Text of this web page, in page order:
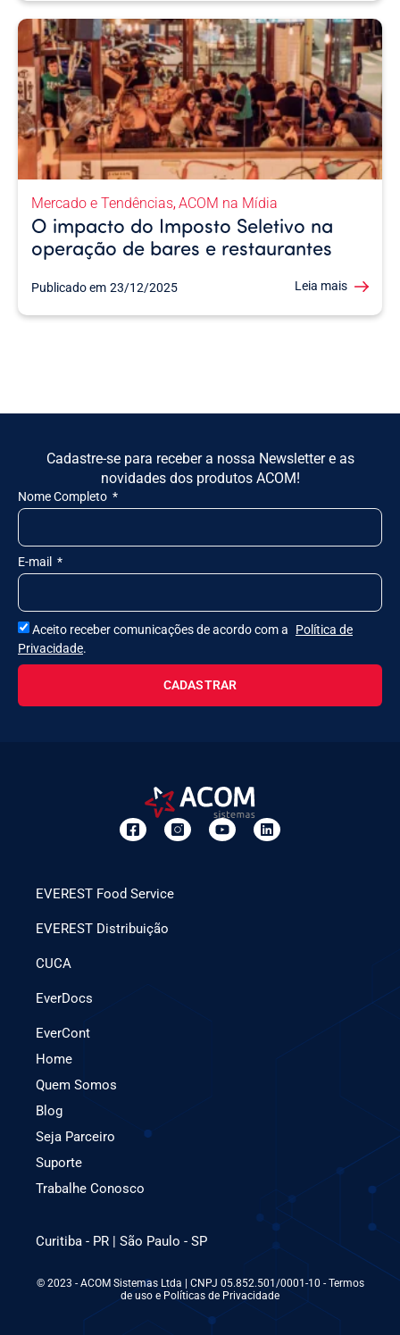
Mercado e Tendências,ACOM na Mídia
O impacto do Imposto Seletivo na
operação de bares e restaurantes
Publicado em 23/12/2025 Leia mais
Cadastre-se para receber a nossa Newsletter e as
novidades dos produtos ACOM!
Nome Completo
E-mail
Aceito receber comunicações de acordo com a
Política de
Privacidade.
CADASTRAR
EVEREST Food Service
EVEREST Distribuição
CUCA
EverDocs
EverCont
Home
Quem Somos
Blog
Seja Parceiro
Suporte
Trabalhe Conosco
Curitiba - PR | São Paulo - SP
© 2023 - ACOM Sistemas Ltda | CNPJ 05.852.501/0001-10 - Termos
de uso e Políticas de Privacidade